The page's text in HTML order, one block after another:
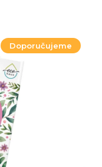
Doporučujeme